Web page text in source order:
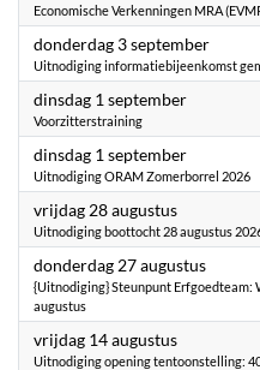
Economische Verkenningen MRA
donderdag 3 september2026
Uitnodiging informatiebijeenkomst
dinsdag 1 september2026
Voorzitterstraining
dinsdag 1 september2026
Uitnodiging ORAM Zomerborrel 2026
vrijdag 28 augustus2026
Uitnodiging boottocht 28 augustus
donderdag 27 augustus2026
{Uitnodiging} Steunpunt Erfgoedteam:
augustus
vrijdag 14 augustus2026
Uitnodiging opening tentoonstelling: